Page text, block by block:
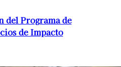
del Programa de
de Impacto